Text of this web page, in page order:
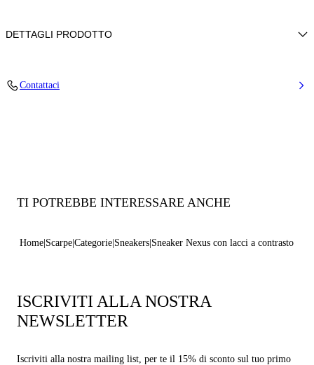
DETTAGLI PRODOTTO
Contattaci
TI POTREBBE INTERESSARE ANCHE
Home Scarpe Categorie Sneakers Sneaker Nexus con lacci a contrasto
ISCRIVITI ALLA NOSTRA
NEWSLETTER
Iscriviti alla nostra mailing list, per te il 15% di sconto sul tuo primo